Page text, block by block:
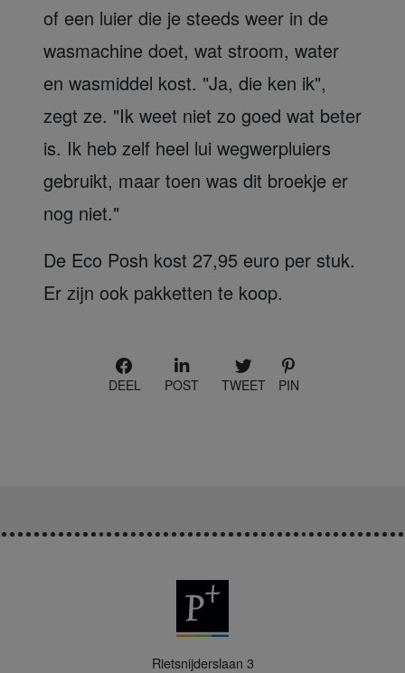
of een luier die je steeds weer in de
wasmachine doet, wat stroom, water
en wasmiddel kost. "Ja, die ken ik",
zegt ze. "Ik weet niet zo goed wat beter
is. Ik heb zelf heel lui wegwerpluiers
gebruikt, maar toen was dit broekje er
nog niet."
De Eco Posh kost 27,95 euro per stuk.
Er zijn ook pakketten te koop.
DEEL POST TWEET PIN
Rietsnijderslaan 3